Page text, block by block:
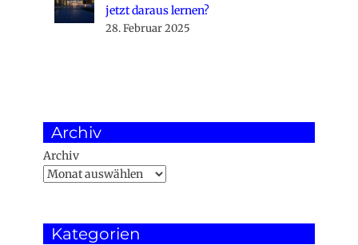
jetzt daraus lernen?
28. Februar 2025
Archiv
Archiv
Kategorien